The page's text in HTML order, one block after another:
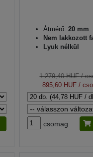
Átmérő: 20 mm
Nem lakkozott
Lyuk nélkül
1 279,40 HUF/
895,60 HUF/
csomag